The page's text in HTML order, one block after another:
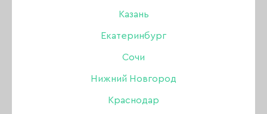
Казань
Екатеринбург
Сочи
Нижний Новгород
Краснодар
колпачки и
резиновые
основы 5d